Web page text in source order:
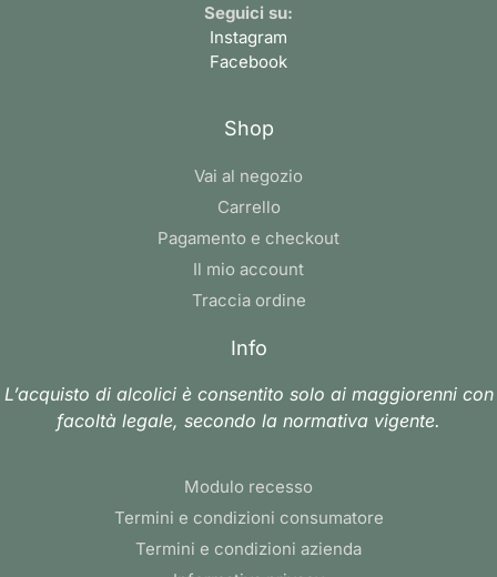
Seguici su:
Instagram
Facebook
Shop
Vai al negozio
Carrello
Pagamento e checkout
Il mio account
Traccia ordine
Info
L’acquisto di alcolici è consentito solo ai maggiorenni con
facoltà legale, secondo la normativa vigente.
Modulo recesso
Termini e condizioni consumatore
Termini e condizioni azienda